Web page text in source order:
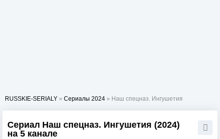
RUSSKIE-SERIALY » Сериалы 2024 » Наш спецназ. Ингушетия
Сериал Наш спецназ. Ингушетия (2024)
на 5 канале